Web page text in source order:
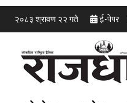
२०८३ श्रावण २२ गते ई-पेपर